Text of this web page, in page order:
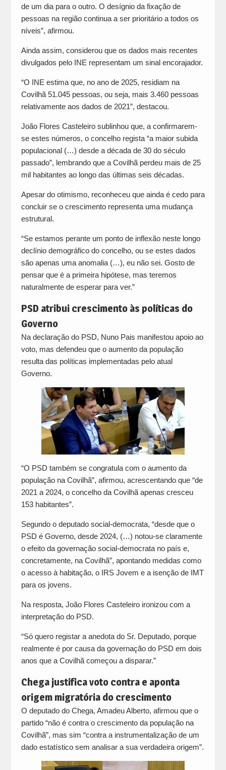
de um dia para o outro. O desígnio da fixação de
pessoas na região continua a ser prioritário a todos os
níveis”, afirmou.
Ainda assim, considerou que os dados mais recentes
divulgados pelo INE representam um sinal encorajador.
“O INE estima que, no ano de 2025, residiam na
Covilhã 51.045 pessoas, ou seja, mais 3.460 pessoas
relativamente aos dados de 2021”, destacou.
João Flores Casteleiro sublinhou que, a confirmarem-
se estes números, o concelho regista “a maior subida
populacional (…) desde a década de 30 do século
passado”, lembrando que a Covilhã perdeu mais de 25
mil habitantes ao longo das últimas seis décadas.
Apesar do otimismo, reconheceu que ainda é cedo para
concluir se o crescimento representa uma mudança
estrutural.
“Se estamos perante um ponto de inflexão neste longo
declínio demográfico do concelho, ou se estes dados
são apenas uma anomalia (…), eu não sei. Gosto de
pensar que é a primeira hipótese, mas teremos
naturalmente de esperar para ver.”
PSD atribui crescimento às políticas do
Governo
Na declaração do PSD, Nuno Pais manifestou apoio ao
voto, mas defendeu que o aumento da população
resulta das políticas implementadas pelo atual
Governo.
“O PSD também se congratula com o aumento da
população na Covilhã”, afirmou, acrescentando que “de
2021 a 2024, o concelho da Covilhã apenas cresceu
153 habitantes”.
Segundo o deputado social-democrata, “desde que o
PSD é Governo, desde 2024, (…) notou-se claramente
o efeito da governação social-democrata no país e,
concretamente, na Covilhã”, apontando medidas como
o acesso à habitação, o IRS Jovem e a isenção de IMT
para os jovens.
Na resposta, João Flores Casteleiro ironizou com a
interpretação do PSD.
“Só quero registar a anedota do Sr. Deputado, porque
realmente é por causa da governação do PSD em dois
anos que a Covilhã começou a disparar.”
Chega justifica voto contra e aponta
origem migratória do crescimento
O deputado do Chega, Amadeu Alberto, afirmou que o
partido “não é contra o crescimento da população na
Covilhã”, mas sim “contra a instrumentalização de um
dado estatístico sem analisar a sua verdadeira origem”.